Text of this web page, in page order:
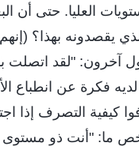
العليا. حتى أن
يقصدونه بهذا؟
آخرون: "لقد اتصلت
لديه فكرة عن انطباع
كيفية التصرف إذا
ما: "أنت ذو مستوى